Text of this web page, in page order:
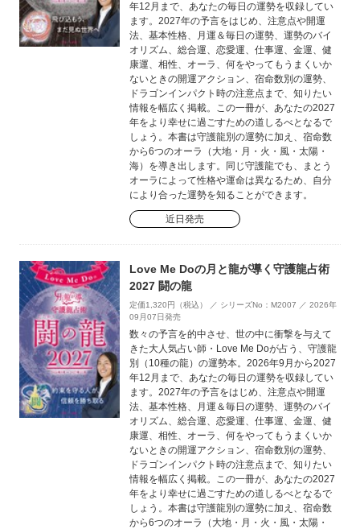
年12月まで、あなたの毎日の運勢を収録してい
ます。2027年の予言をはじめ、注意点や開運
法、基本性格、月運＆毎日の運勢、運勢のバイ
オリズム、総合運、恋愛運、仕事運、金運、健
康運、相性、オーラ、何をやってもうまくいか
ないときの開運アクション、宿命数別の運勢、
ドラゴンインパクト時の注意点まで、知りたい
情報を幅広く掲載。この一冊が、あなたの2027
年をより幸せに過ごすための道しるべとなるで
しょう。本書は守護龍別の運勢に加え、宿命数
から6つのオーラ（大地・月・火・風・太陽・
海）を導き出します。同じ守護龍でも、まとう
オーラによって性格や運命は異なるため、自分
により合った運勢を知ることができます。
近日発売
Love Me Doの月と龍が導く守護龍占術
2027 闘の龍
定価1,320円（税込） ／ シリーズNo：M2007 ／ 2026年
09月07日発売
数々の予言を的中させ、世の中に衝撃を与えて
きた大人気占い師・Love Me Doが占う、守護龍
別（10種の龍）の運勢本。2026年9月から2027
年12月まで、あなたの毎日の運勢を収録してい
ます。2027年の予言をはじめ、注意点や開運
法、基本性格、月運＆毎日の運勢、運勢のバイ
オリズム、総合運、恋愛運、仕事運、金運、健
康運、相性、オーラ、何をやってもうまくいか
ないときの開運アクション、宿命数別の運勢、
ドラゴンインパクト時の注意点まで、知りたい
情報を幅広く掲載。この一冊が、あなたの2027
年をより幸せに過ごすための道しるべとなるで
しょう。本書は守護龍別の運勢に加え、宿命数
から6つのオーラ（大地・月・火・風・太陽・